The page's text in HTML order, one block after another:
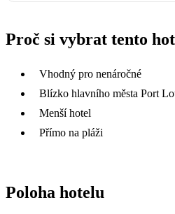
Proč si vybrat tento
Vhodný pro nenáročné
Blízko hlavního města Port
Menší hotel
Přímo na pláži
Poloha hotelu